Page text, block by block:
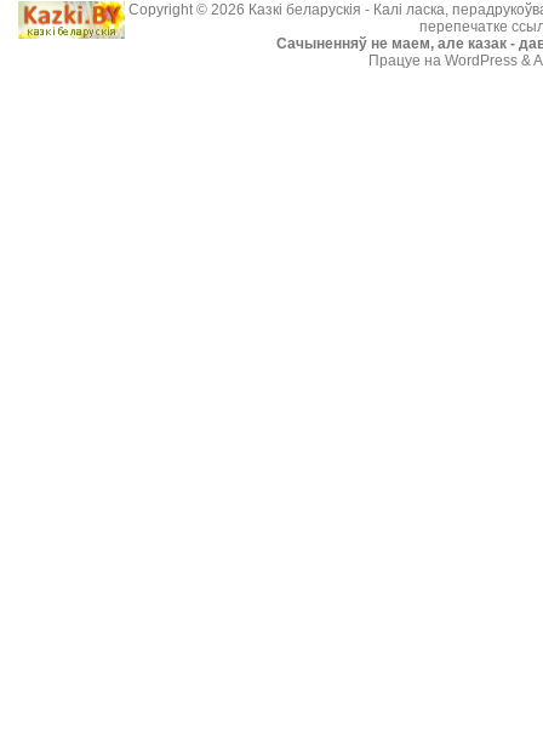
Copyright © 2026 Казкі беларускія - Калі ласка,
перепечатке
Cачыненняў не маем, але казак -
Працуе на WordPress &